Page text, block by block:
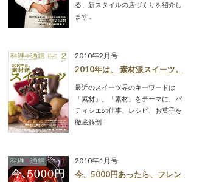
る、新スタイルの店づくりを紹介し
ます。
2010年2月号
2010年は、 素材派スイーツ。
最近のスイーツ界のキーワードは
「素材」。「素材」をテーマに、パ
ティシエの仕事、レシピ、お菓子を
徹底解剖！
2010年1月号
今、5000円あったら、フレン